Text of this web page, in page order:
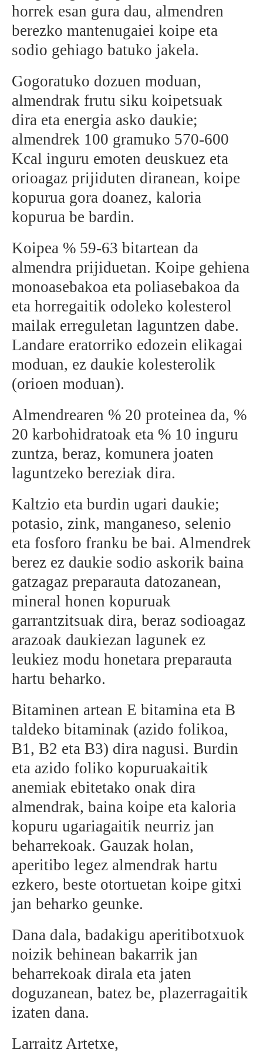
BEREZIAK
ARGAZKIAK
... AUKERA GEHIAGO
horrek esan gura dau, almendren
berezko mantenugaiei koipe eta
sodio gehiago batuko jakela.
Gogoratuko dozuen moduan,
almendrak frutu siku koipetsuak
dira eta energia asko daukie;
almendrek 100 gramuko 570-600
Kcal inguru emoten deuskuez eta
orioagaz prijiduten diranean, koipe
kopurua gora doanez, kaloria
kopurua be bardin.
Koipea % 59-63 bitartean da
almendra prijiduetan. Koipe gehiena
monoasebakoa eta poliasebakoa da
eta horregaitik odoleko kolesterol
mailak erreguletan laguntzen dabe.
Landare eratorriko edozein elikagai
moduan, ez daukie kolesterolik
(orioen moduan).
Almendrearen % 20 proteinea da, %
20 karbohidratoak eta % 10 inguru
zuntza, beraz, komunera joaten
laguntzeko bereziak dira.
Kaltzio eta burdin ugari daukie;
potasio, zink, manganeso, selenio
eta fosforo franku be bai. Almendrek
berez ez daukie sodio askorik baina
gatzagaz preparauta datozanean,
mineral honen kopuruak
garrantzitsuak dira, beraz sodioagaz
arazoak daukiezan lagunek ez
leukiez modu honetara preparauta
hartu beharko.
Bitaminen artean E bitamina eta B
taldeko bitaminak (azido folikoa,
B1, B2 eta B3) dira nagusi. Burdin
eta azido foliko kopuruakaitik
anemiak ebitetako onak dira
almendrak, baina koipe eta kaloria
kopuru ugariagaitik neurriz jan
beharrekoak. Gauzak holan,
aperitibo legez almendrak hartu
ezkero, beste otortuetan koipe gitxi
jan beharko geunke.
Dana dala, badakigu aperitibotxuok
noizik behinean bakarrik jan
beharrekoak dirala eta jaten
doguzanean, batez be, plazerragaitik
izaten dana.
Larraitz Artetxe,